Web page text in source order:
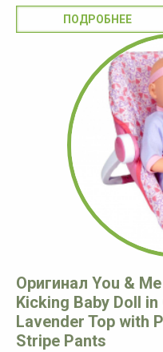
ПОДРОБНЕЕ
Оригинал You &
Kicking Baby Doll
Lavender Top with
Stripe Pants